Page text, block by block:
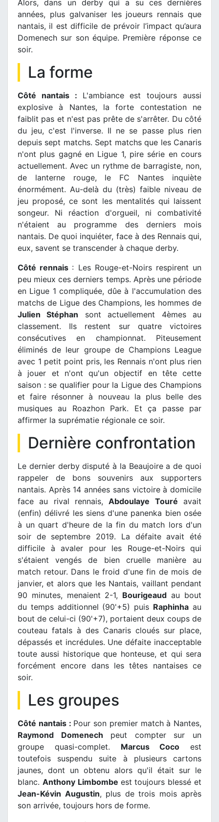
Alors, dans un derby qui a su ces dernières
années, plus galvaniser les joueurs rennais que
nantais, il est difficile de prévoir l’impact qu’aura
Domenech sur son équipe. Première réponse ce
soir.
La forme
Côté nantais : L'ambiance est toujours aussi
explosive à Nantes, la forte contestation ne
faiblit pas et n'est pas prête de s'arrêter. Du côté
du jeu, c'est l'inverse. Il ne se passe plus rien
depuis sept matchs. Sept matchs que les Canaris
n'ont plus gagné en Ligue 1, pire série en cours
actuellement. Avec un rythme de barragiste, non,
de lanterne rouge, le FC Nantes inquiète
énormément. Au-delà du (très) faible niveau de
jeu proposé, ce sont les mentalités qui laissent
songeur. Ni réaction d'orgueil, ni combativité
n'étaient au programme des derniers mois
nantais. De quoi inquiéter, face à des Rennais qui,
eux, savent se transcender à chaque derby.
Côté rennais : Les Rouge-et-Noirs respirent un
peu mieux ces derniers temps. Après une période
en Ligue 1 compliquée, dûe à l'accumulation des
matchs de Ligue des Champions, les hommes de
Julien Stéphan sont actuellement 4èmes au
classement. Ils restent sur quatre victoires
consécutives en championnat. Piteusement
éliminés de leur groupe de Champions League
avec 1 petit point pris, les Rennais n'ont plus rien
à jouer et n'ont qu'un objectif en tête cette
saison : se qualifier pour la Ligue des Champions
et faire résonner à nouveau la plus belle des
musiques au Roazhon Park. Et ça passe par
affirmer la suprématie régionale ce soir.
Dernière confrontation
Le dernier derby disputé à la Beaujoire a de quoi
rappeler de bons souvenirs aux supporters
nantais. Après 14 années sans victoire à domicile
face au rival rennais,Abdoulaye Touré avait
(enfin) délivré les siens d'une panenka bien osée
à un quart d'heure de la fin du match lors d'un
soir de septembre 2019. La défaite avait été
difficile à avaler pour les Rouge-et-Noirs qui
s'étaient vengés de bien cruelle manière au
match retour. Dans le froid d'une fin de mois de
janvier, et alors que les Nantais, vaillant pendant
90 minutes, menaient 2-1, Bourigeaud au bout
du temps additionnel (90'+5) puis Raphinha au
bout de celui-ci (90'+7), portaient deux coups de
couteau fatals à des Canaris cloués sur place,
dépassés et incrédules. Une défaite inacceptable
toute aussi historique que honteuse, et qui sera
forcément encore dans les têtes nantaises ce
soir.
Les groupes
Côté nantais : Pour son premier match à Nantes,
Raymond Domenech peut compter sur un
groupe quasi-complet. Marcus Coco est
toutefois suspendu suite à plusieurs cartons
jaunes, dont un obtenu alors qu'il était sur le
blanc. Anthony Limbombe est toujours blessé et
Jean-Kévin Augustin, plus de trois mois après
son arrivée, toujours hors de forme.